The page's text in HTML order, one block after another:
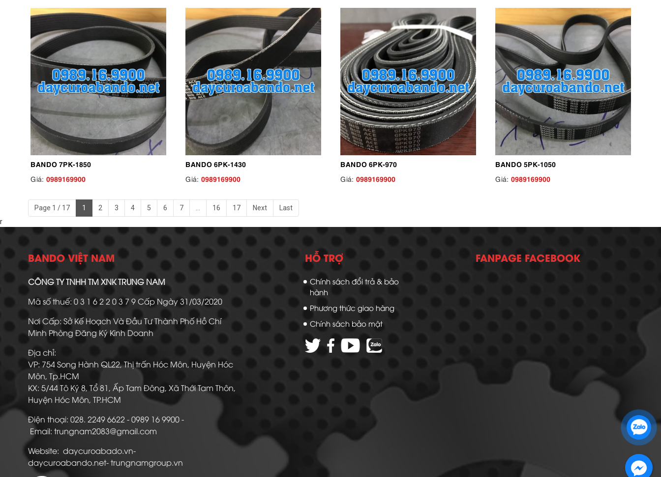
BANDO 7PK-1850
Giá: 0989169900
BANDO 6PK-1430
Giá: 0989169900
BANDO 6PK-970
Giá: 0989169900
BANDO 5PK-1050
Giá: 0989169900
Page 1 / 17 1 2 3 4 5 6 7 16 17 Next
Last
r
BANDO VIỆT NAM
CÔNG TY TNHH TM XNK TRUNG NAM
Mã số thuế: 0 3 1 6 2 2 0 3 7 9 Cấp Ngày 31/03/2020
Nơi Cấp: Sở Kế Hoạch Và Đầu Tư Thành Phố Hồ Chí
Minh Phòng Đăng Ký Kinh Doanh
Địa chỉ:
VP: 754 Song Hành QL22, Thị trấn Hóc Môn, Huyện Hóc
Môn, Tp.HCM
KX: 5/44 Tô Ký 8, Tổ 81, Ấp Tam Đông, Xã Thới Tam Thôn,
Huyện Hóc Môn, TP.HCM
Điện thoại: 028. 2249 6622 - 0989 16 9900 -
Email: trungnam2083@gmail.com
Website: daycuroabado.vn-
daycuroabando.net- trungnamgroup.vn
HỖ TRỢ
Chính sách đổi trả & bảo
hành
Phương thức giao hàng
Chính sách bảo mật
FANPAGE FACEBOOK
Zalo 2: 0972 14 9900